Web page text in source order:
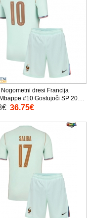
Nogometni dresi Francija
#10 Gostujoči SP 2026
(+ Kratke hlače)
36.75€